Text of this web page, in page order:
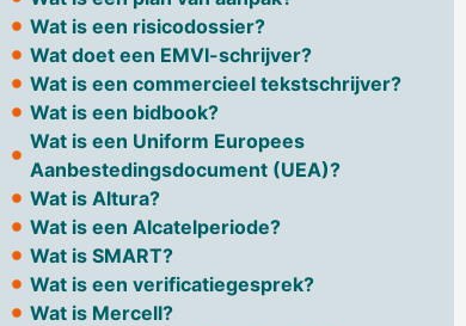
Wat is een risicodossier?
Wat doet een EMVI-schrijver?
Wat is een commercieel tekstschrijver?
Wat is een bidbook?
Wat is een Uniform Europees
Aanbestedingsdocument (UEA)?
Wat is Altura?
Wat is een Alcatelperiode?
Wat is SMART?
Wat is een verificatiegesprek?
Wat is Mercell?